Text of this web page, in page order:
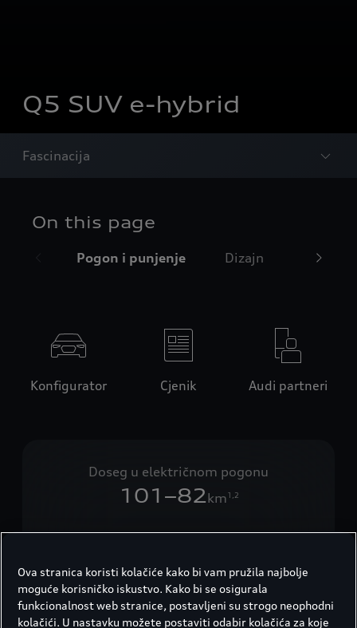
Q5 SUV e-hybrid
Fascinacija
On this page
Pogon i punjenje Dizajn
Konfigurator Cjenik Audi partneri
Doseg u električnom pogonu
101–82km1,2
Ubrzanje (0–100 km/h)
5,1sek.3
Ova stranica koristi kolačiće kako bi vam pružila najbolje
moguće korisničko iskustvo. Kako bi se osigurala
funkcionalnost web stranice, postavljeni su strogo neophodni
kolačići. U nastavku možete postaviti odabir kolačića za koje